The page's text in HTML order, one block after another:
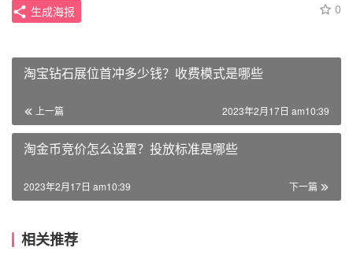
0
生成海报
淘宝钻石展位首冲多少钱？收费模式是哪些
上一篇 2023年2月17日 am10:39
淘金币竞价怎么设置？投放标准是哪些
下一篇
2023年2月17日 am10:39
相关推荐